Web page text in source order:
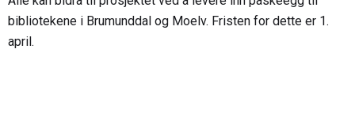
bibliotekene i Brumunddal og Moelv. Fristen for dette er 1.
april.